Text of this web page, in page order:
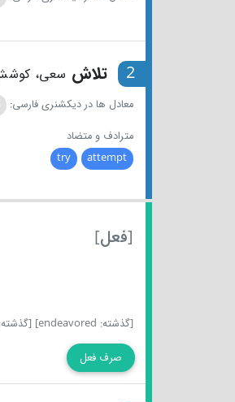
2 تلاش سعی،
معادل ها در دیکشنری فارسی:
مترادف و متضاد
attempt
try
[فعل]
[گذشته: endeavored]
[گذشته: endeavored]
صرف فعل